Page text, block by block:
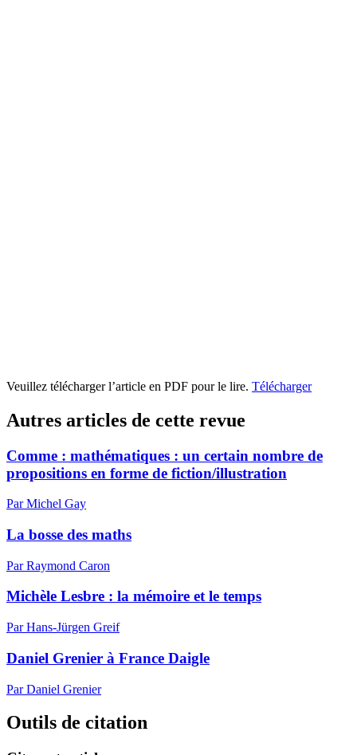
Veuillez télécharger l’article en PDF pour le lire. Télécharger
Autres articles de cette revue
Comme : mathématiques : un certain nombre de
propositions en forme de fiction/illustration
Par Michel Gay
La bosse des maths
Par Raymond Caron
Michèle Lesbre : la mémoire et le temps
Par Hans-Jürgen Greif
Daniel Grenier à France Daigle
Par Daniel Grenier
Outils de citation